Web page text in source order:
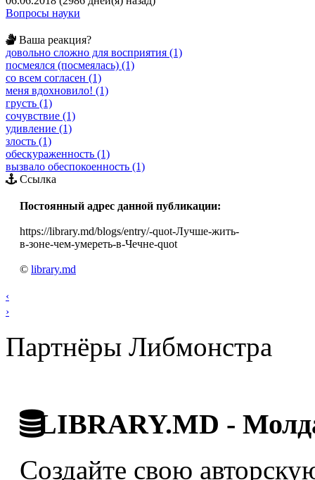
Вопросы науки
Ваша реакция?
довольно сложно для восприятия (1)
посмеялся (посмеялась) (1)
со всем согласен (1)
меня вдохновило! (1)
грусть (1)
сочувствие (1)
удивление (1)
злость (1)
обескураженность (1)
вызвало обеспокоенность (1)
Ссылка
Постоянный адрес данной публикации:
https://library.md/blogs/entry/-quot-Лучше-жить-
в-зоне-чем-умереть-в-Чечне-quot
© library.md
‹
›
Партнёры Либмонстра
LIBRARY.MD -
Создайте свою